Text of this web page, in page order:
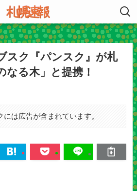
スク『パンスク』が札
なる木」と提携！
には広告が含まれています。